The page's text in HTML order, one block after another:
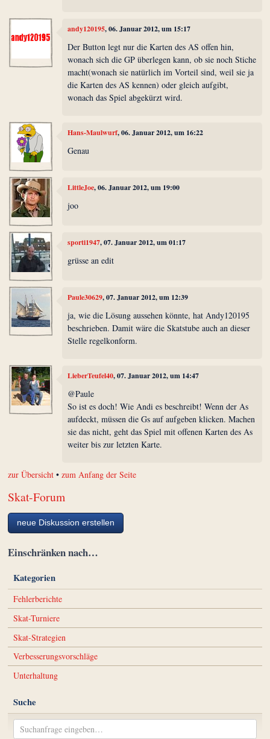
andy120195, 06. Januar 2012, um 15:17
Der Button legt nur die Karten des AS offen hin,
wonach sich die GP überlegen kann, ob sie noch Stiche
macht(wonach sie natürlich im Vorteil sind, weil sie ja
die Karten des AS kennen) oder gleich aufgibt,
wonach das Spiel abgekürzt wird.
Hans-Maulwurf, 06. Januar 2012, um 16:22
Genau
LittleJoe, 06. Januar 2012, um 19:00
joo
sporti1947, 07. Januar 2012, um 01:17
grüsse an edit
Paule30629, 07. Januar 2012, um 12:39
ja, wie die Lösung aussehen könnte, hat Andy120195
beschrieben. Damit wäre die Skatstube auch an dieser
Stelle regelkonform.
LieberTeufel40, 07. Januar 2012, um 14:47
@Paule
So ist es doch! Wie Andi es beschreibt! Wenn der As
aufdeckt, müssen die Gs auf aufgeben klicken. Machen
sie das nicht, geht das Spiel mit offenen Karten des As
weiter bis zur letzten Karte.
zur Übersicht •zum Anfang der Seite
Skat-Forum
neue Diskussion erstellen
Einschränken nach…
Kategorien
Fehlerberichte
Skat-Turniere
Skat-Strategien
Verbesserungsvorschläge
Unterhaltung
Suche